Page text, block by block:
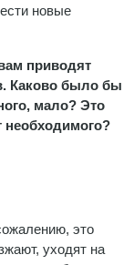
новые
приводят
Каково было бы
мало? Это
необходимого?
это
уходят на